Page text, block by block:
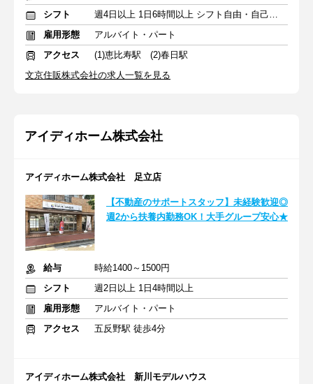
シフト
週4日以上 1日6時間以上 シフト自由・自己申告
雇用形態
アルバイト・パート
アクセス
(1)恵比寿駅 (2)春日駅
文京住販株式会社の求人一覧を見る
アイディホーム株式会社
アイディホーム株式会社 足立店
【不動産のサポートスタッフ】未経験歓迎◎
週2から扶養内勤務OK！大手グループ安心★
給与
時給1400～1500円
シフト
週2日以上 1日4時間以上
雇用形態
アルバイト・パート
アクセス
五反野駅 徒歩4分
アイディホーム株式会社 新川モデルハウス